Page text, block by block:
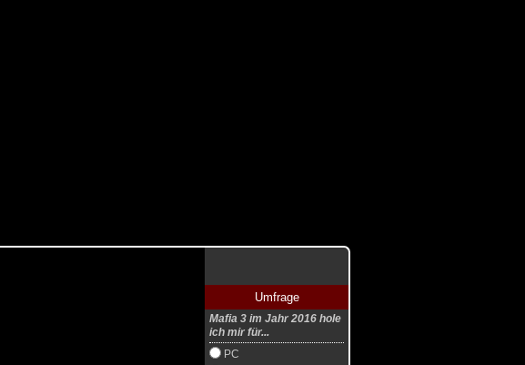
Umfrage
Mafia 3 im Jahr 2016 hole
ich mir für...
PC